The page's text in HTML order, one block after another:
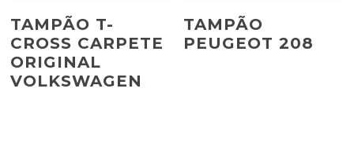
TAMPÃO T-
CROSS CARPETE
ORIGINAL
VOLKSWAGEN
TAMPÃO
PEUGEOT 208